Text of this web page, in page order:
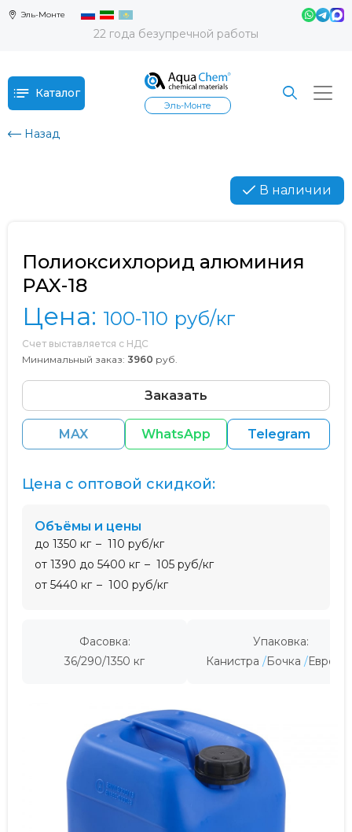
Эль-Монте
22 года безупречной работы
Каталог
Эль-Монте
Назад
В наличии
Полиоксихлорид алюминия
PAX-18
Цена: 100-110 руб/кг
Счет выставляется с НДС
Минимальный заказ: 3960 руб.
Заказать
MAX WhatsApp Telegram
Фасовка:
36/290/1350 кг
Упаковка:
Канистра
Бочка
Цена с оптовой скидкой:
Объёмы и цены
до 1350 кг
110 руб/кг
от 1390 до 5400 кг
105 руб/кг
от 5440 кг
100 руб/кг